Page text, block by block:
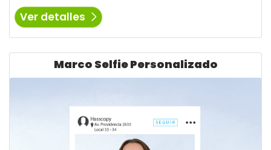
Ver detalles
Marco Selfie Personalizado
Ver detalles Marco Selfie Personalizado